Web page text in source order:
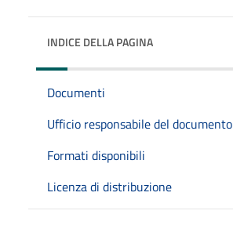
INDICE DELLA PAGINA
Documenti
Ufficio responsabile del documento
Formati disponibili
Licenza di distribuzione